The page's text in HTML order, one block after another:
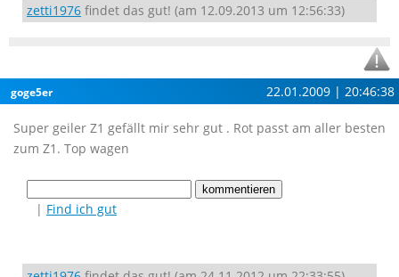
zetti1976 findet das gut! (am 12.09.2013 um 12:56:33)
goge5er 22.01.2009 | 20:46:38
Super geiler Z1 gefällt mir sehr gut . Rot passt am aller besten
zum Z1. Top wagen
| Find ich gut